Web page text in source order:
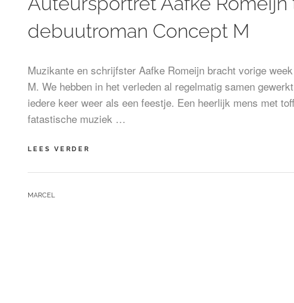
debuutroman Concept M
Muzikante en schrijfster Aafke Romeijn bracht vorige
M. We hebben in het verleden al regelmatig samen
iedere keer weer als een feestje. Een heerlijk mens met
fatastische muziek …
LEES VERDER
ROMEIJN
BY
MARCEL